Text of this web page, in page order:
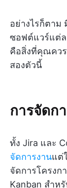
อย่างไรก็ตาม
ซอฟต์แวร์แต่
คือสิ่งที่คุณควร
สองตัวนี้
การจัดก
ทั้ง Jira และ
จัดการงานแต่
จัดการโครงก
Kanban สำห